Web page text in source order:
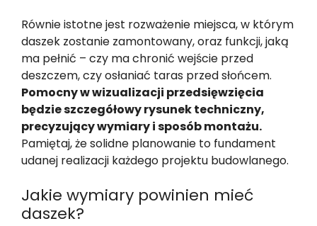
Równie istotne jest rozważenie miejsca, w którym
daszek zostanie zamontowany, oraz funkcji, jaką
ma pełnić – czy ma chronić wejście przed
deszczem, czy osłaniać taras przed słońcem.
Pomocny w wizualizacji przedsięwzięcia
będzie szczegółowy rysunek techniczny,
precyzujący wymiary i sposób montażu.
Pamiętaj, że solidne planowanie to fundament
udanej realizacji każdego projektu budowlanego.
Jakie wymiary powinien mieć
daszek?